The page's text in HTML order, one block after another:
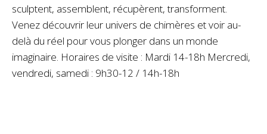
sculptent, assemblent, récupèrent, transforment.
Venez découvrir leur univers de chimères et voir au-
delà du réel pour vous plonger dans un monde
imaginaire. Horaires de visite : Mardi 14-18h Mercredi,
vendredi, samedi : 9h30-12 / 14h-18h